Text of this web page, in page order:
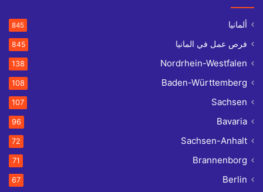
ألمانيا 845
فرص عمل في المانيا 845
Nordrhein-Westfalen
138
Baden-Württemberg
108
Sachsen
107
Bavaria
96
Sachsen-Anhalt
72
Brannenborg
71
Berlin
67